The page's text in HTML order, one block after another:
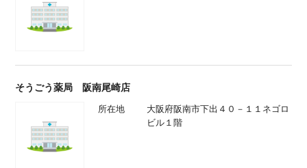
そうごう薬局 阪南尾崎店
所在地
大阪府阪南市下出４０－１１ネゴロ
ビル１階